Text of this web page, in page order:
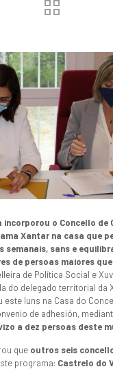
incorporou o Concello de
Xantar na casa que
semanais, sans e
de persoas maiores
de Política Social e
do delegado territorial da
este luns na Casa do
de adhesión,
a dez persoas deste
que outros seis
programa: Castrelo do